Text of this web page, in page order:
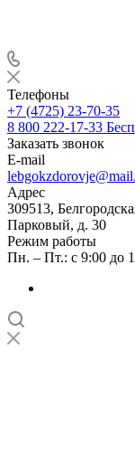
Телефоны
+7 (4725) 23-70-35
8 800 222-17-33
Заказать звонок
E-mail
Адрес
309513,
Парковый, д. 30
Режим работы
Пн. – Пт.: с 9:00 до